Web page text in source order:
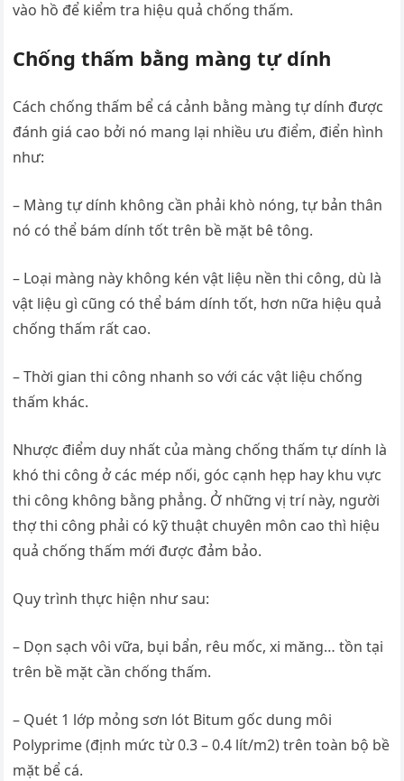
vào hồ để kiểm tra hiệu quả chống thấm.
Chống thấm bằng màng tự dính
Cách chống thấm bể cá cảnh bằng màng tự dính được
đánh giá cao bởi nó mang lại nhiều ưu điểm, điển hình
như:
– Màng tự dính không cần phải khò nóng, tự bản thân
nó có thể bám dính tốt trên bề mặt bê tông.
– Loại màng này không kén vật liệu nền thi công, dù là
vật liệu gì cũng có thể bám dính tốt, hơn nữa hiệu quả
chống thấm rất cao.
– Thời gian thi công nhanh so với các vật liệu chống
thấm khác.
Nhược điểm duy nhất của màng chống thấm tự dính là
khó thi công ở các mép nối, góc cạnh hẹp hay khu vực
thi công không bằng phẳng. Ở những vị trí này, người
thợ thi công phải có kỹ thuật chuyên môn cao thì hiệu
quả chống thấm mới được đảm bảo.
Quy trình thực hiện như sau:
– Dọn sạch vôi vữa, bụi bẩn, rêu mốc, xi măng… tồn tại
trên bề mặt cần chống thấm.
– Quét 1 lớp mỏng sơn lót Bitum gốc dung môi
Polyprime (định mức từ 0.3 – 0.4 lít/m2) trên toàn bộ bề
mặt bể cá.